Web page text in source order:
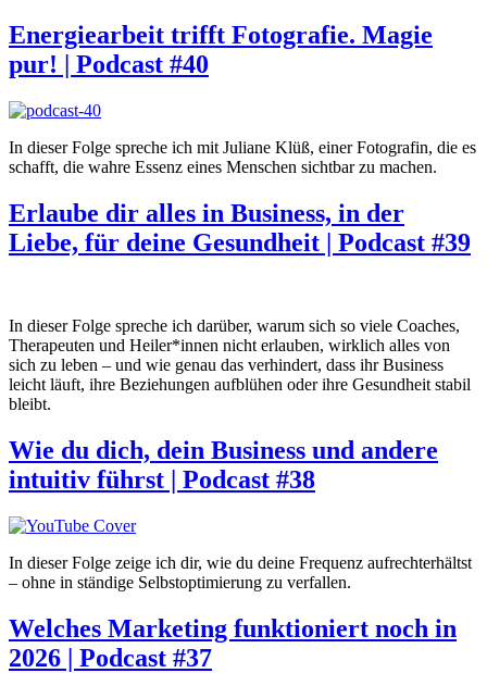
Energiearbeit trifft Fotografie. Magie
pur! | Podcast #40
In dieser Folge spreche ich mit Juliane Klüß, einer Fotografin, die es
schafft, die wahre Essenz eines Menschen sichtbar zu machen.
Erlaube dir alles in Business, in der
Liebe, für deine Gesundheit | Podcast #39
In dieser Folge spreche ich darüber, warum sich so viele Coaches,
Therapeuten und Heiler*innen nicht erlauben, wirklich alles von
sich zu leben – und wie genau das verhindert, dass ihr Business
leicht läuft, ihre Beziehungen aufblühen oder ihre Gesundheit stabil
bleibt.
Wie du dich, dein Business und andere
intuitiv führst | Podcast #38
In dieser Folge zeige ich dir, wie du deine Frequenz aufrechterhältst
– ohne in ständige Selbstoptimierung zu verfallen.
Welches Marketing funktioniert noch in
2026 | Podcast #37